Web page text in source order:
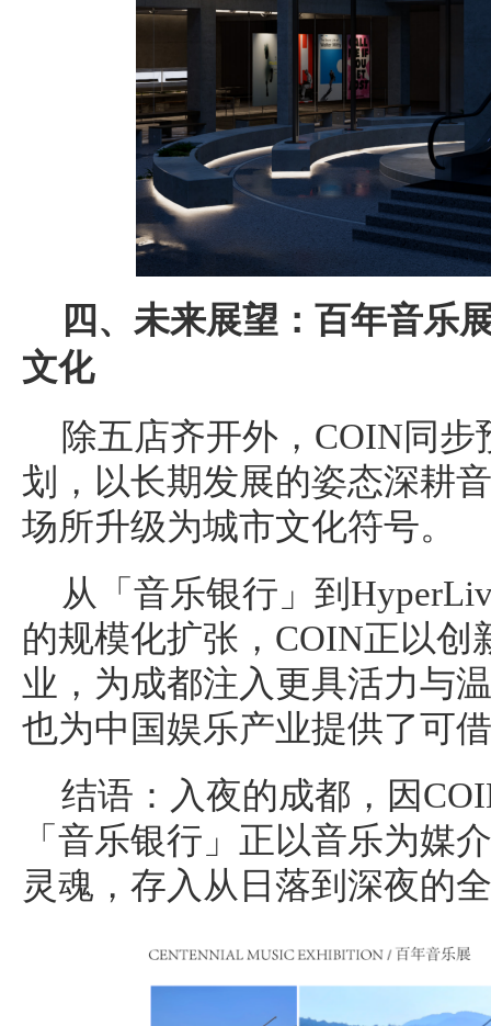
四、未来展望：百年音乐
文化
除五店齐开外，COIN同
划，以长期发展的姿态深耕
场所升级为城市文化符号。
从「音乐银行」到
的规模化扩张，COIN正以创
业，为成都注入更具活力与
也为中国娱乐产业提供了可
结语：入夜的成都，因
「音乐银行」正以音乐为媒
灵魂，存入从日落到深夜的